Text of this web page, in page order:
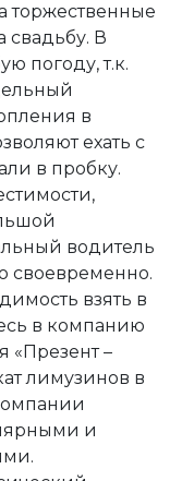
торжественные
свадьбу. В
погоду, т.к.
в
ехать с
в пробку.
водитель
своевременно.
взять в
в компанию
«Презент –
лимузинов в
и